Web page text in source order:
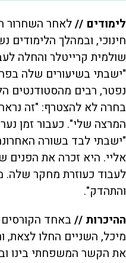
לימודים //לאחר השחרור
חינוכי, ובמהלך
שולמית קרייטלר והחלה
"ישבתי בשיעורים שלה
נפטר, רבים מהסטודנטים
בחרה לא להצטרף: "זה
המרצה שלי". כעבור זמן
"ישבתי לבד בשורה
אליי. היא זכרה את הפנים
לעבוד כעוזרת מחקר שלה.
והתהדק".
ההיכרות // באחד הקורסים
מיכל, השניים החלו
את הקשר המשפחתי בינו